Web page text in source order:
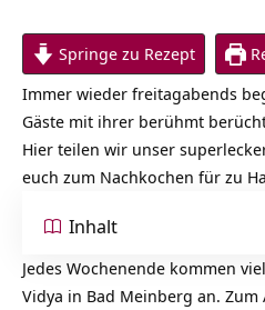
Springe zu Rezept
Immer wieder freitagabends
Gäste mit ihrer berühmt
Hier teilen wir unser
euch zum Nachkochen für zu
Inhalt
Jedes Wochenende kommen
Vidya in Bad Meinberg an. Zum